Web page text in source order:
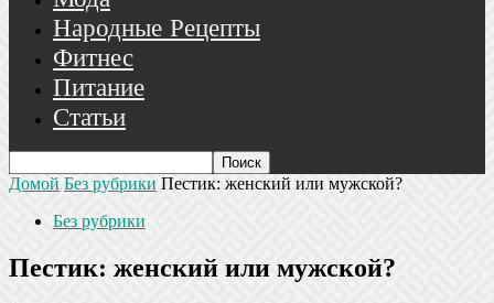
Народные Рецепты
Фитнес
Питание
Статьи
Домой Без рубрики Пестик: женский или мужской?
Без рубрики
Пестик: женский или мужской?